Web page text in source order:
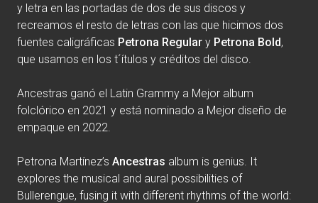
y letra en las portadas de dos de sus discos y
recreamos el resto de letras con las que hicimos dos
fuentes caligráficas Petrona Regular y Petrona Bold,
que usamos en los t´ítulos y créditos del disco.
Ancestras ganó el Latin Grammy a Mejor album
folclórico en 2021 y está nominado a Mejor diseño de
empaque en 2022.
Petrona Martínez’s Ancestras album is genius. It
explores the musical and aural possibilities of
Bullerengue, fusing it with different rhythms of the world: